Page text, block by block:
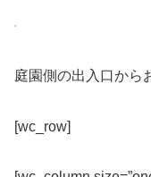
庭園側の出入口から
[wc_row]